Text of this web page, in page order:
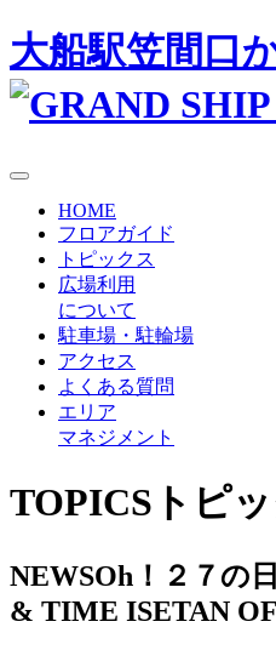
大船駅笠間口
HOME
フロアガイド
トピックス
広場利用
について
駐車場・駐輪場
アクセス
よくある質問
エリア
マネジメント
TOPICS トピ
NEWSOh！２７の
& TIME ISETAN